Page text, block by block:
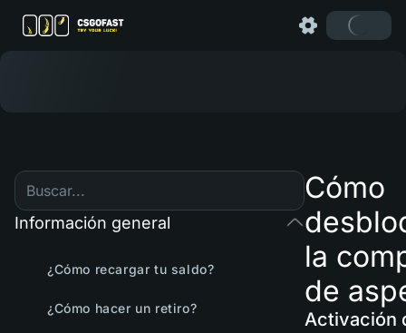
Información general
¿Cómo recargar tu saldo?
¿Cómo hacer un retiro?
Cómo
la
de
Activación